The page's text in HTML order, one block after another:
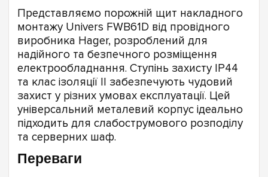
Представляємо порожній щит накладного
монтажу Univers FWB61D від провідного
виробника Hager, розроблений для
надійного та безпечного розміщення
електрообладнання. Ступінь захисту IP44
та клас ізоляції II забезпечують чудовий
захист у різних умовах експлуатації. Цей
універсальний металевий корпус ідеально
підходить для слабострумового розподілу
та серверних шаф.
Переваги